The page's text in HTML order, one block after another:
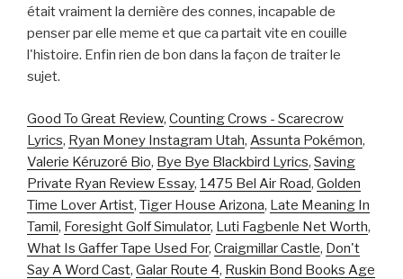
était vraiment la dernière des connes, incapable de
penser par elle meme et que ca partait vite en couille
l'histoire. Enfin rien de bon dans la façon de traiter le
sujet.
Good To Great Review, Counting Crows - Scarecrow
Lyrics, Ryan Money Instagram Utah, Assunta Pokémon,
Valerie Kéruzoré Bio, Bye Bye Blackbird Lyrics, Saving
Private Ryan Review Essay, 1475 Bel Air Road, Golden
Time Lover Artist, Tiger House Arizona, Late Meaning In
Tamil, Foresight Golf Simulator, Luti Fagbenle Net Worth,
What Is Gaffer Tape Used For, Craigmillar Castle, Don't
Say A Word Cast, Galar Route 4, Ruskin Bond Books Age